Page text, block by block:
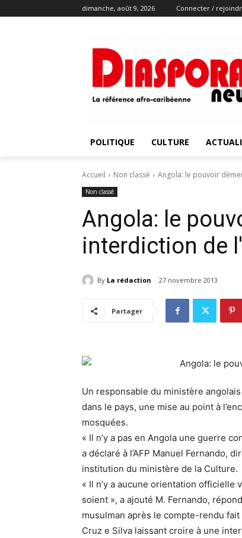
dimanche, août 9, 2026 Connecter /
POLITIQUE CULTURE
Accueil Non classé Angola: le pouvoir
Non classé
Angola: le
interdiction de
By La rédaction 27 novembre 2013
Partager
Un responsable du ministère
dans le pays, une mise au point à
mosquées.
« Il n’y a pas en Angola une guerre
a déclaré à l’AFP Manuel Fernando,
institution du ministère de la Culture.
« Il n’y a aucune orientation officielle
soient », a ajouté M. Fernando,
musulman après le compte-rendu
Cruz e Silva laissant croire à une